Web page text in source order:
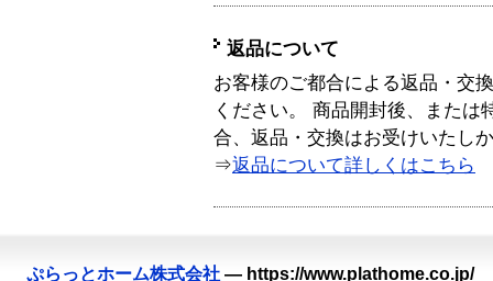
返品について
お客様のご都合による返品・交
ください。 商品開封後、または
合、返品・交換はお受けいたし
⇒返品について詳しくはこちら
ぷらっとホーム株式会社 — https://www.plathome.co.jp/